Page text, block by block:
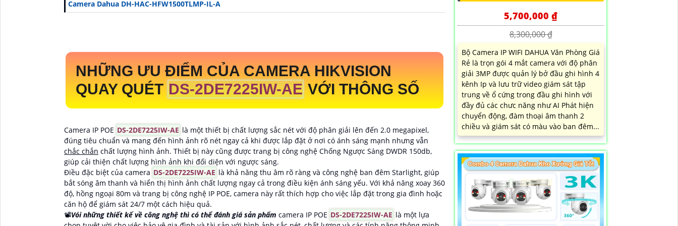
Camera Dahua DH-HAC-HFW1500TLMP-IL-A
NHỮNG ƯU ĐIỂM CỦA CAMERA HIKVISION
QUAY QUÉT DS-2DE7225IW-AE VỚI THÔNG SỐ
Camera IP POE DS-2DE7225IW-AE là một thiết bị chất lượng sắc nét với độ phân giải lên đến 2.0 megapixel,
đúng tiêu chuẩn và mang đến hình ảnh rõ nét ngay cả khi được lắp đặt ở nơi có ánh sáng mạnh nhưng vẫn
chắc chắn chất lượng hình ảnh. Thiết bị này cũng được trang bị công nghệ Chống Ngược Sáng DWDR 150db,
giúp cải thiện chất lượng hình ảnh khi đối diện với ngược sáng.
Điều đặc biệt của camera DS-2DE7225IW-AE là khả năng thu âm rõ ràng và công nghệ ban đêm Starlight, giúp
bắt sóng âm thanh và hiển thị hình ảnh chất lượng ngay cả trong điều kiện ánh sáng yếu. Với khả năng xoay 360
độ, hồng ngoại 80m và trang bị công nghệ IP POE, camera này rất thích hợp cho việc lắp đặt trong gia đình hoặc
căn hộ để giám sát 24/7 một cách hiệu quả.
📽Vói những thiết kế về công nghệ thì có thể đánh giá sản phẩm camera IP POE DS-2DE7225IW-AE là một lựa
5,700,000 ₫
8,300,000 ₫
Bộ Camera IP WIFI DAHUA Văn Phòng Giá
Rẻ là trọn gói 4 mắt camera với độ phân
giải 3MP được quản lý bở đầu ghi hình 4
kênh Ip và lưu trữ video giám sát tập
trung về ổ cứng trong đầu ghi hình với
đầy đủ các chưc năng như AI Phát hiện
chuyển động, đàm thoại âm thanh 2
chiều và giám sát có màu vào ban đêm...